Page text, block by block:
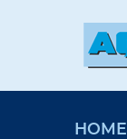
HOME